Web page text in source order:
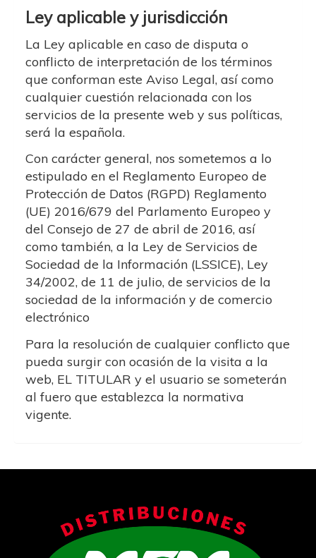
Ley aplicable y jurisdicción
La Ley aplicable en caso de disputa o
conflicto de interpretación de los términos
que conforman este Aviso Legal, así como
cualquier cuestión relacionada con los
servicios de la presente web y sus políticas,
será la española.
Con carácter general, nos sometemos a lo
estipulado en el Reglamento Europeo de
Protección de Datos (RGPD) Reglamento
(UE) 2016/679 del Parlamento Europeo y
del Consejo de 27 de abril de 2016, así
como también, a la Ley de Servicios de
Sociedad de la Información (LSSICE), Ley
34/2002, de 11 de julio, de servicios de la
sociedad de la información y de comercio
electrónico
Para la resolución de cualquier conflicto que
pueda surgir con ocasión de la visita a la
web, EL TITULAR y el usuario se someterán
al fuero que establezca la normativa
vigente.